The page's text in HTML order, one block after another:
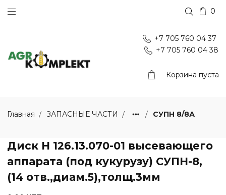
0
+7 705 760 04 37
+7 705 760 04 38
Корзина пуста
Главная ЗАПАСНЫЕ ЧАСТИ СУПН 8/8А
Диск Н 126.13.070-01 высевающего
аппарата (под кукурузу) СУПН-8,
(14 отв.,диам.5),толщ.3мм